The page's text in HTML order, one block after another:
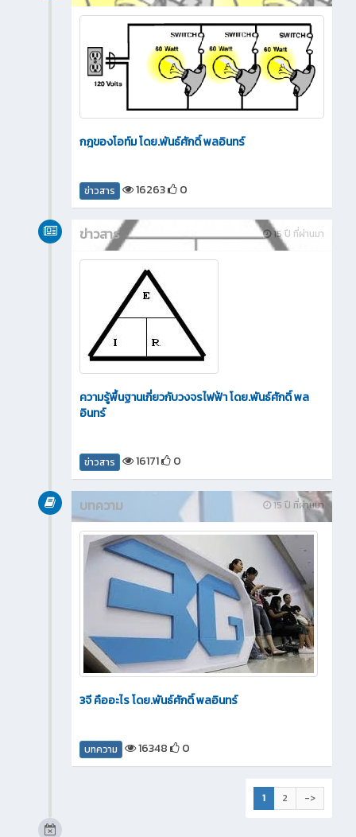
กฎของโอท์ม โดย.พันธ์ศักดิ์ พลอินทร์
ข่าวสาร 16263 0
15 ปี ที่ผ่านมา
ข่าวสาร
ความรู้พื้นฐานเกี่ยวกับวงจรไฟฟ้า โดย.พันธ์ศักดิ์ พล
อินทร์
ข่าวสาร 16171 0
15 ปี ที่ผ่านมา
บทความ
3จี คืออะไร โดย.พันธ์ศักดิ์ พลอินทร์
บทความ 16348 0
1 2 ->